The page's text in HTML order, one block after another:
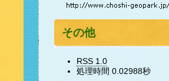
その他
RSS 1.0
処理時間 0.02988秒